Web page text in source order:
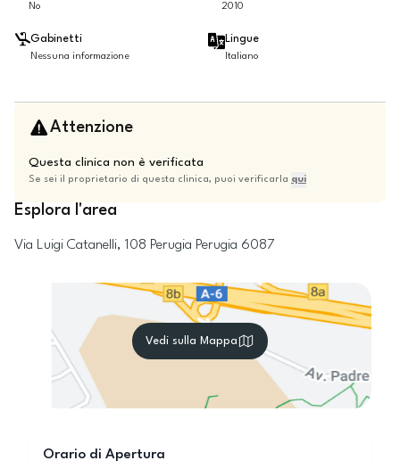
No 2010
Gabinetti
Nessuna informazione
Lingue
Italiano
Attenzione
Questa clinica non è verificata
Se sei il proprietario di questa clinica, puoi verificarla qui
Esplora l'area
Via Luigi Catanelli, 108 Perugia Perugia 6087
Vedi sulla Mappa
Orario di Apertura